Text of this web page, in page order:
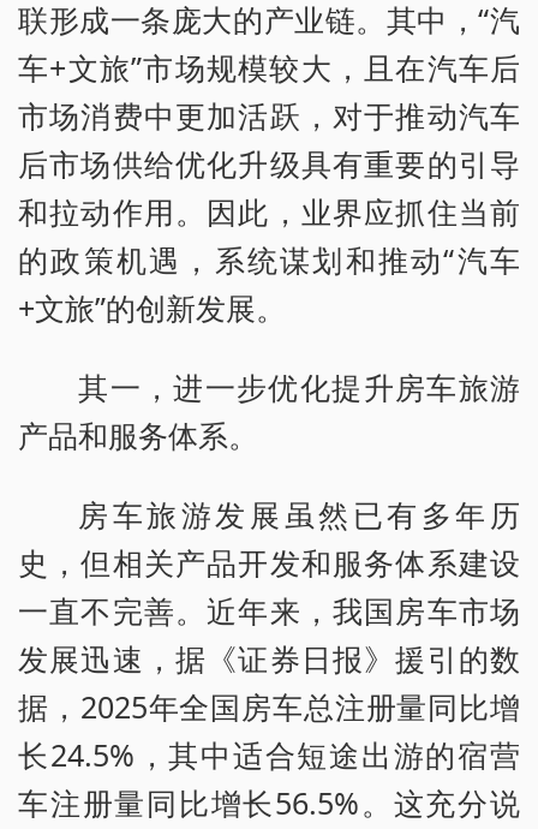
联形成一条庞大的产业链。其中，“汽
车+文旅”市场规模较大，且在汽车后
市场消费中更加活跃，对于推动汽车
后市场供给优化升级具有重要的引导
和拉动作用。因此，业界应抓住当前
的政策机遇，系统谋划和推动“汽车
+文旅”的创新发展。
其一，进一步优化提升房车旅游
产品和服务体系。
房车旅游发展虽然已有多年历
史，但相关产品开发和服务体系建设
一直不完善。近年来，我国房车市场
发展迅速，据《证券日报》援引的数
据，2025年全国房车总注册量同比增
长24.5%，其中适合短途出游的宿营
车注册量同比增长56.5%。这充分说